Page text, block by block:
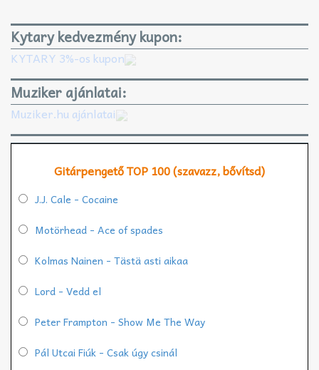
Kytary kedvezmény kupon:
KYTARY 3%-os kupon
Muziker ajánlatai:
Muziker.hu ajánlatai
Gitárpengető TOP 100 (szavazz, bővítsd)
J.J. Cale - Cocaine
Motörhead - Ace of spades
Kolmas Nainen - Tästä asti aikaa
Lord - Vedd el
Peter Frampton - Show Me The Way
Pál Utcai Fiúk - Csak úgy csinál